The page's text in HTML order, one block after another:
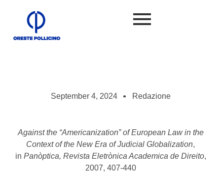
September 4, 2024 Redazione
Against the “Americanization” of European Law in the
Context of the New Era of Judicial Globalization,
in Panòptica, Revista Eletrònica Academica de Direito,
2007, 407-440